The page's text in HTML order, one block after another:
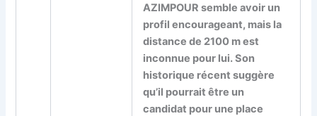
AZIMPOUR semble avoir un
profil encourageant, mais la
distance de 2100 m est
inconnue pour lui. Son
historique récent suggère
qu’il pourrait être un
candidat pour une place